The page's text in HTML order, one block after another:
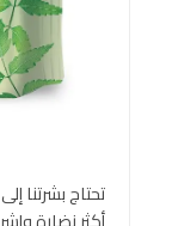
تحتاج بشرتنا